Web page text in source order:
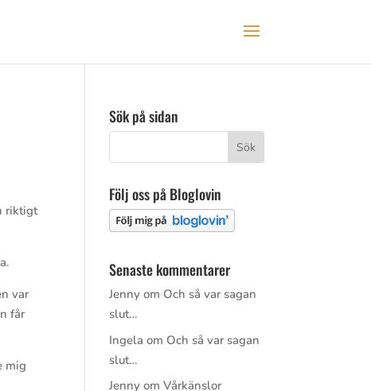
riktigt
var
får
mig
Sök på sidan
Följ oss på Bloglovin
Senaste kommentarer
Jenny om Och så var sagan
slut…
Ingela om Och så var sagan
slut…
Jenny omVårkänslor